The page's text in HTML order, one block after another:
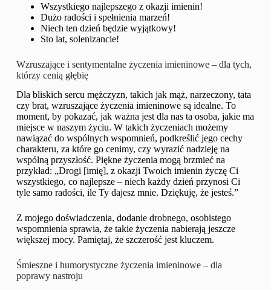
Wszystkiego najlepszego z okazji imienin!
Dużo radości i spełnienia marzeń!
Niech ten dzień będzie wyjątkowy!
Sto lat, solenizancie!
Wzruszające i sentymentalne życzenia imieninowe – dla tych,
którzy cenią głębię
Dla bliskich sercu mężczyzn, takich jak mąż, narzeczony, tata
czy brat, wzruszające życzenia imieninowe są idealne. To
moment, by pokazać, jak ważna jest dla nas ta osoba, jakie ma
miejsce w naszym życiu. W takich życzeniach możemy
nawiązać do wspólnych wspomnień, podkreślić jego cechy
charakteru, za które go cenimy, czy wyrazić nadzieję na
wspólną przyszłość. Piękne życzenia mogą brzmieć na
przykład: „Drogi [imię], z okazji Twoich imienin życzę Ci
wszystkiego, co najlepsze – niech każdy dzień przynosi Ci
tyle samo radości, ile Ty dajesz mnie. Dziękuję, że jesteś.”
Z mojego doświadczenia, dodanie drobnego, osobistego
wspomnienia sprawia, że takie życzenia nabierają jeszcze
większej mocy. Pamiętaj, że szczerość jest kluczem.
Śmieszne i humorystyczne życzenia imieninowe – dla
poprawy nastroju